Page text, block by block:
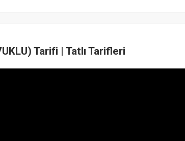
Tarifi | Tatlı Tarifleri